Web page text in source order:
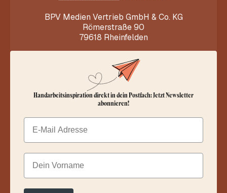
BPV Medien Vertrieb GmbH & Co. KG
Römerstraße 90
79618 Rheinfelden
Handarbeitsinspiration direkt in dein Postfach: Jetzt Newsletter
abonnieren!
Email
Dein Vorname